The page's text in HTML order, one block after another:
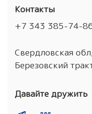
Контакты
+7 343 385-74-
Свердловская
Березовский
Давайте дружить